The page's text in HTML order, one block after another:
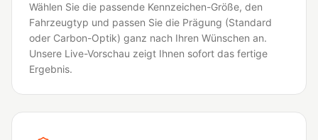
Wählen Sie die passende Kennzeichen-Größe, den
Fahrzeugtyp und passen Sie die Prägung (Standard
oder Carbon-Optik) ganz nach Ihren Wünschen an.
Unsere Live-Vorschau zeigt Ihnen sofort das fertige
Ergebnis.